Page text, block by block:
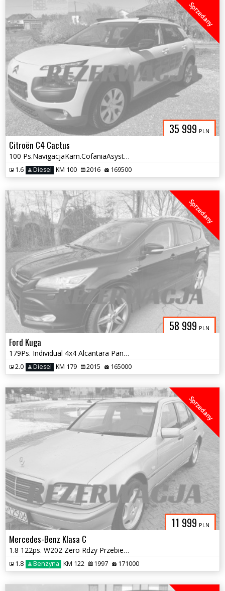
35 999 PLN
Sprzedany
Citroën C4 Cactus
100 Ps.NavigacjaKam.CofaniaAsystentParkowaniaKlimatronic Serwis
1.6 Diesel KM 100 2016 169500
58 999 PLN
Sprzedany
Ford Kuga
179Ps. Individual 4x4 Alcantara Panorama
2.0 Diesel KM 179 2015 165000
11 999 PLN
Sprzedany
Mercedes-Benz Klasa C
1.8 122ps. W202 Zero Rdzy Przebieg 1997
1.8 Benzyna KM 122 1997 171000